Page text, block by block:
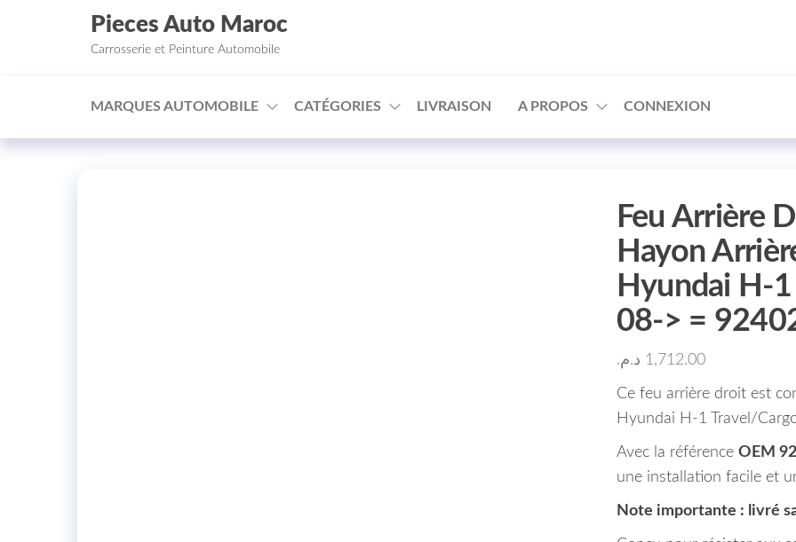
□
Aller au contenu
Pieces Auto Maroc
Carrosserie et Peinture Automobile
MARQUES AUTOMOBILE CATÉGORIES LIVRAISON A PROPOS CONNEXION
Feu Arrière
Hayon
Hyundai H-
08-> =
1,712.00 د.م.
Ce feu arrière droit est
Hyundai H-1 Travel/
Avec la référence OEM
une installation facile et
Note importante : livré